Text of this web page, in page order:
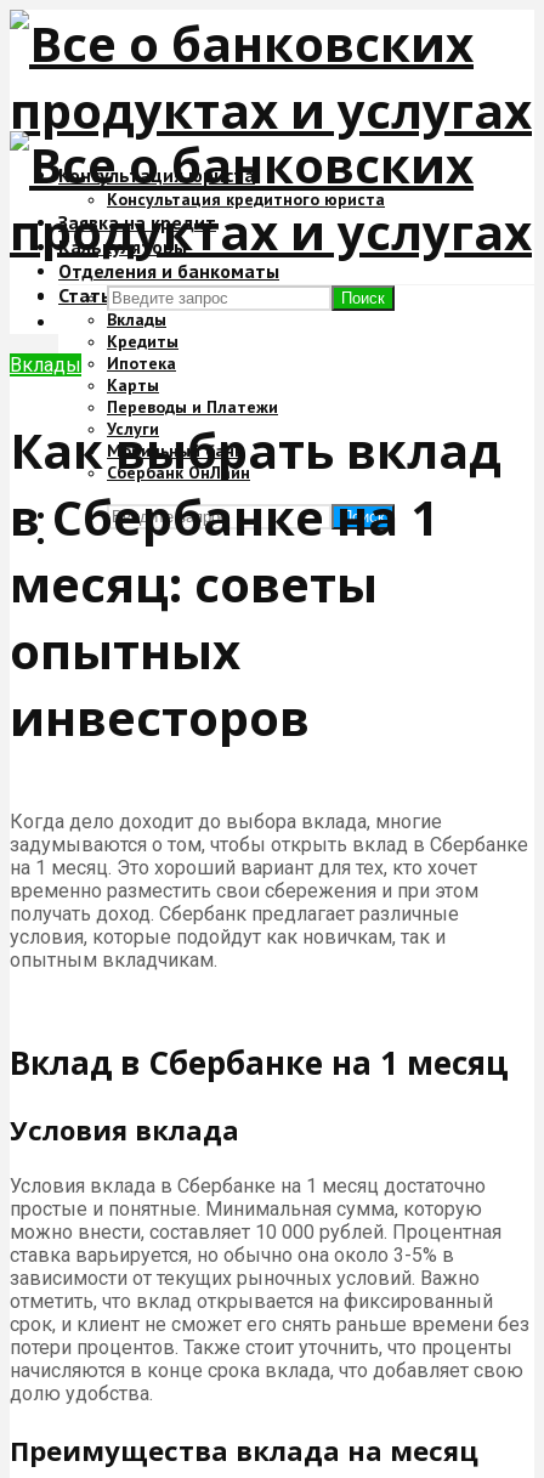
Консультация юриста
Консультация кредитного юриста
Заявка на кредит
Калькуляторы
Отделения и банкоматы
Статьи
Вклады
Кредиты
Ипотека
Карты
Переводы и Платежи
Услуги
Мобильный банк
Сбербанк ОнЛайн
Поиск
Поиск
Вклады
Как выбрать вклад
в Сбербанке на 1
месяц: советы
опытных
инвесторов
Когда дело доходит до выбора вклада, многие
задумываются о том, чтобы открыть вклад в Сбербанке
на 1 месяц. Это хороший вариант для тех, кто хочет
временно разместить свои сбережения и при этом
получать доход. Сбербанк предлагает различные
условия, которые подойдут как новичкам, так и
опытным вкладчикам.
Вклад в Сбербанке на 1 месяц
Условия вклада
Условия вклада в Сбербанке на 1 месяц достаточно
простые и понятные. Минимальная сумма, которую
можно внести, составляет 10 000 рублей. Процентная
ставка варьируется, но обычно она около 3-5% в
зависимости от текущих рыночных условий. Важно
отметить, что вклад открывается на фиксированный
срок, и клиент не сможет его снять раньше времени без
потери процентов. Также стоит уточнить, что проценты
начисляются в конце срока вклада, что добавляет свою
долю удобства.
Преимущества вклада на месяц